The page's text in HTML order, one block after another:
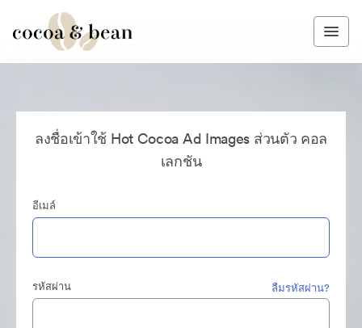
ลงชื่อเข้าใช้ Hot Cocoa Ad Images ส่วนตัว คอล
เลกชัน
อีเมล์
รหัสผ่าน ลืมรหัสผ่าน?